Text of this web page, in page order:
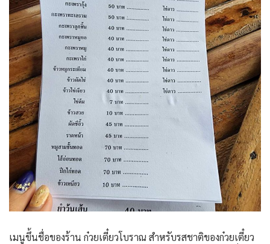
เมนูขึ้นชื่อของร้าน ก๋วยเตี๋ยวโบราณ สำหรับรสชาติของก๋วยเตี๋ยว